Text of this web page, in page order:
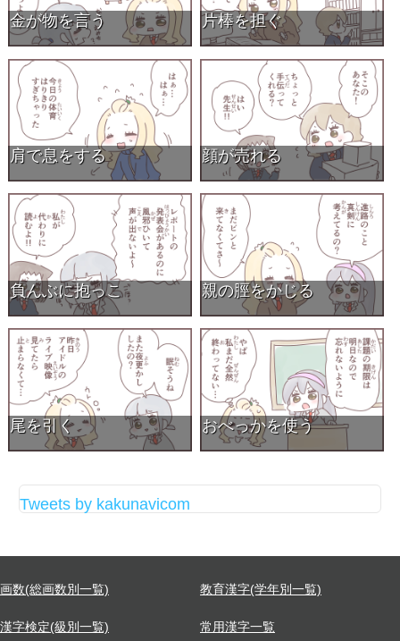
金が物を言う 片棒を担ぐ
肩で息をする 顔が売れる
負んぶに抱っこ 親の脛をかじる
尾を引く おべっかを使う
Tweets by kakunavicom
画数(総画数別一覧) 教育漢字(学年別一覧)
漢字検定(級別一覧) 常用漢字一覧